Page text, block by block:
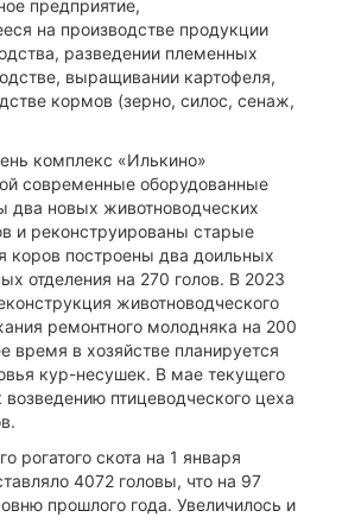
предприятие,
на производстве продукции
разведении племенных
выращивании картофеля,
кормов (зерно, силос, сенаж,
комплекс «Илькино»
современные оборудованные
два новых животноводческих
и реконструированы старые
коров построены два доильных
отделения на 270 голов. В 2023
животноводческого
ремонтного молодняка на 200
время в хозяйстве планируется
кур-несушек. В мае текущего
возведению птицеводческого цеха
рогатого скота на 1 января
4072 головы, что на 97
прошлого года. Увеличилось и